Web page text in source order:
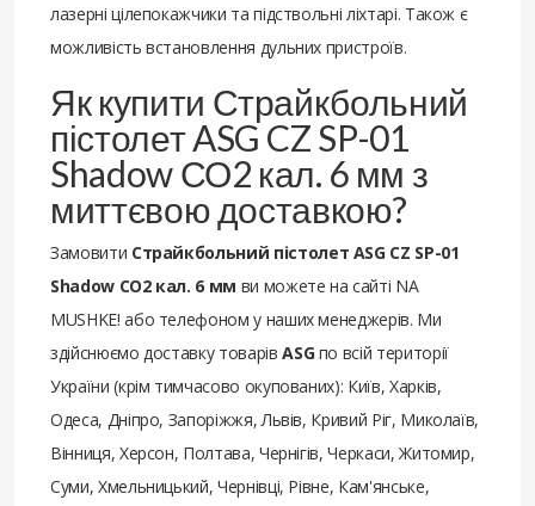
лазерні цілепокажчики та підствольні ліхтарі. Також є
можливість встановлення дульних пристроїв.
Як купити Страйкбольний
пістолет ASG CZ SP-01
Shadow СО2 кал. 6 мм з
миттєвою доставкою?
Замовити Страйкбольний пістолет ASG CZ SP-01
Shadow СО2 кал. 6 мм ви можете на сайті NA
MUSHKE! або телефоном у наших менеджерів. Ми
здійснюємо доставку товарівASGпо всій території
України (крім тимчасово окупованих): Київ, Харків,
Одеса, Дніпро, Запоріжжя, Львів, Кривий Ріг, Миколаїв,
Вінниця, Херсон, Полтава, Чернігів, Черкаси, Житомир,
Суми, Хмельницький, Чернівці, Рівне, Кам'янське,